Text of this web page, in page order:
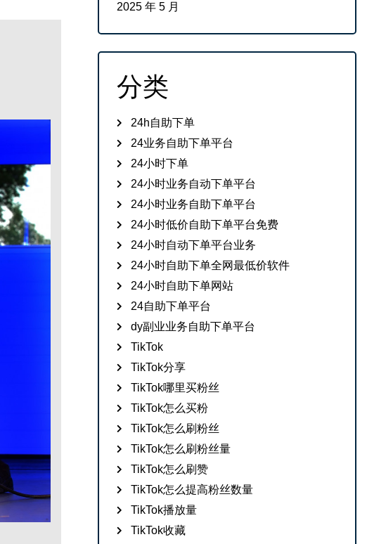
2025 年 5 月
分类
24h自助下单
24业务自助下单平台
24小时下单
24小时业务自动下单平台
24小时业务自助下单平台
24小时低价自助下单平台免费
24小时自动下单平台业务
24小时自助下单全网最低价软件
24小时自助下单网站
24自助下单平台
dy副业业务自助下单平台
TikTok
TikTok分享
TikTok哪里买粉丝
TikTok怎么买粉
TikTok怎么刷粉丝
TikTok怎么刷粉丝量
TikTok怎么刷赞
TikTok怎么提高粉丝数量
TikTok播放量
TikTok收藏